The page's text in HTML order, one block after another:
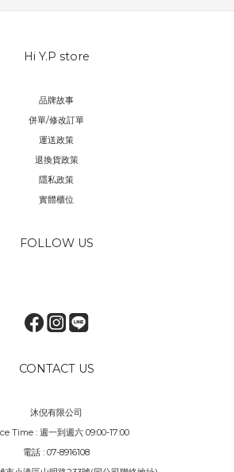
Hi Y.P store
品牌故事
併單/修改訂單
運送政策
退換貨政策
隱私政策
實體櫃位
FOLLOW US
CONTACT US
沐倪有限公司
Time : 週一到週六 09:00-17:00
電話 : 07-8916108